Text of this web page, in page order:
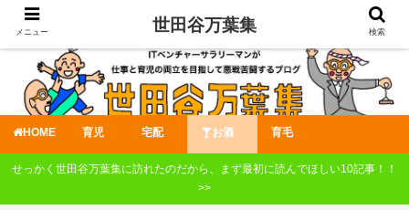
HOME 育児 宅配 お酒 育毛
せっかく世田谷万葉集に訪れたのだから、まず最初に読んでほしい10記事！！
>>
メニュー 世田谷万葉集 検索